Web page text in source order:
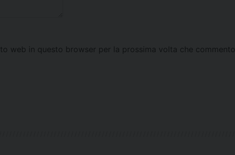
web in questo browser per la prossima volta che commento.